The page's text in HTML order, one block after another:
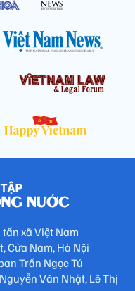
xã Việt Nam
Cửa Nam, Hà Nội
Trần Ngọc Tú
Văn Nhật, Lê Thị